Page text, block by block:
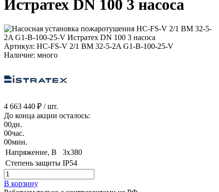
Истратех DN 100 3 насоса
Артикул: HC-FS-V 2/1 BM 32-5-2A G1-B-100-25-V
Наличие: много
4 663 440 ₽ / шт.
До конца акции осталось:
00дн.
00час.
00мин.
Напряжение, B
3x380
Степень защиты IP54
В корзину